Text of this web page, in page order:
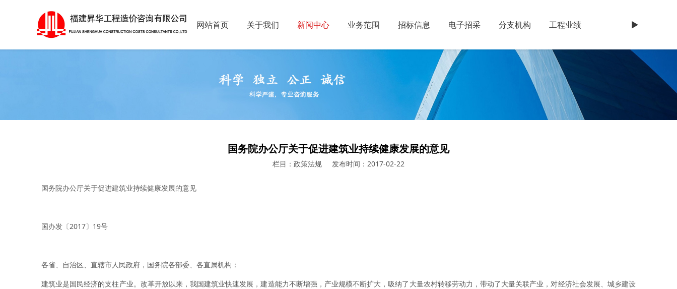
网站首页 关于我们 新闻中心 业务范围 招标信息 电子招采 分支机构 工程业绩 ►
国务院办公厅关于促进建筑业持续健康发展的意见
栏目：政策法规 发布时间：2017-02-22
国务院办公厅关于促进建筑业持续健康发展的意见
国办发〔2017〕19号
各省、自治区、直辖市人民政府，国务院各部委、各直属机构：
建筑业是国民经济的支柱产业。改革开放以来，我国建筑业快速发展，建造能力不断增强，产业规模不断扩大，吸纳了大量农村转移劳动力，带动了大量关联产业，对经济社会发展、城乡建设